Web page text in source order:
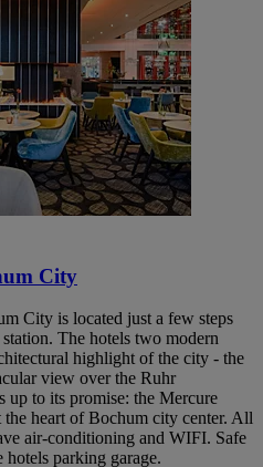
City
City is located just a few steps
The hotels two modern
highlight of the city - the
view over the Ruhr
up to its promise: the Mercure
heart of Bochum city center. All
air-conditioning and WIFI. Safe
parking garage.